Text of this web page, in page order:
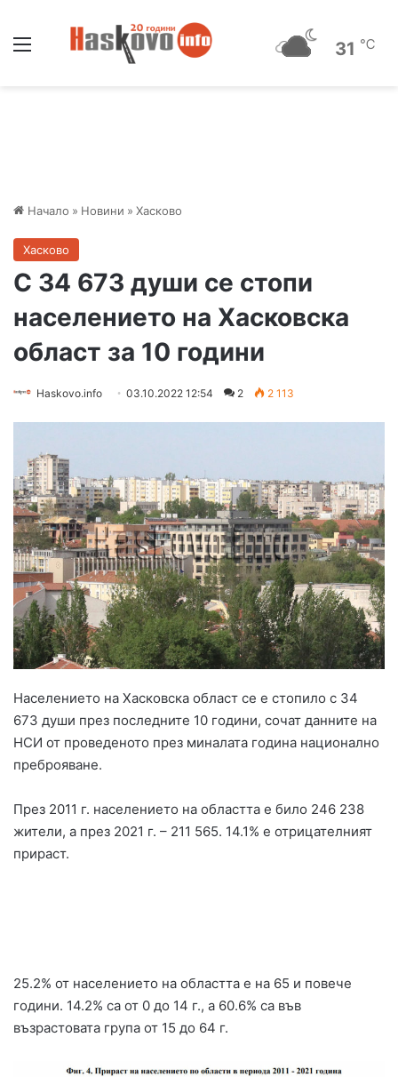
31 ℃
Начало » Новини » Хасково
Хасково
С 34 673 души се стопи
населението на Хасковска
област за 10 години
Haskovo.info 03.10.2022 12:54 2 2 113
Населението на Хасковска област се е стопило с 34
673 души през последните 10 години, сочат данните на
НСИ от проведеното през миналата година национално
преброяване.
През 2011 г. населението на областта е било 246 238
жители, а през 2021 г. – 211 565. 14.1% е отрицателният
прираст.
25.2% от населението на областта е на 65 и повече
години. 14.2% са от 0 до 14 г., а 60.6% са във
възрастовата група от 15 до 64 г.